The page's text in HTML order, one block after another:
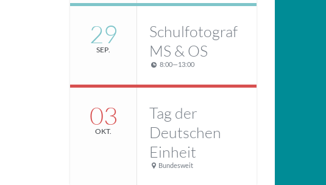
29
SEP.
Schulfotograf
MS & OS
8:00—13:00
03
OKT.
Tag der
Deutschen
Einheit
Bundesweit